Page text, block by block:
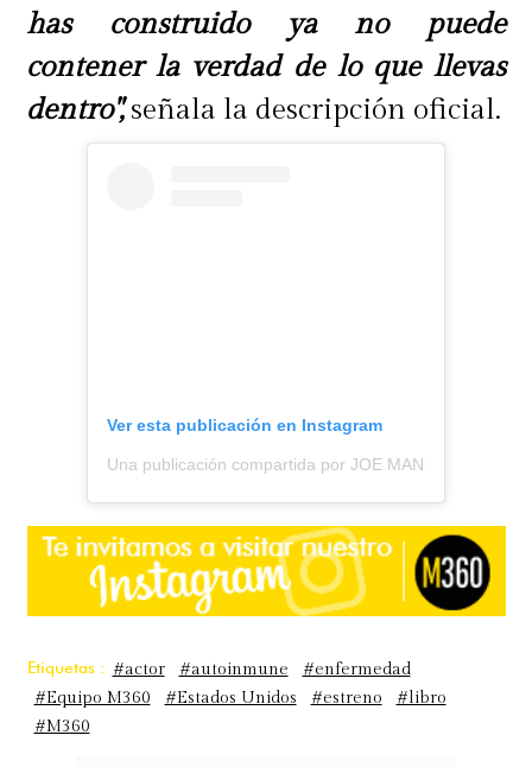
has construido ya no puede
contener la verdad de lo que llevas
dentro",señala la descripción oficial.
Ver esta publicación en Instagram
Una publicación compartida por JOE MANGANIELLO
Etiquetas : #actor #autoinmune
#enfermedad
#Equipo M360
#Estados Unidos #estreno
#libro
#M360